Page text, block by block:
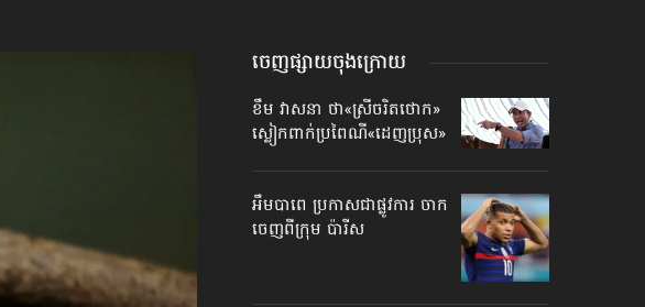
ចេញផ្សាយចុងក្រោយ
ខឹម វាសនា ថា«ស្រីចរិតថោក»​
ស្លៀកពាក់ប្រពៃណី​«ដេញប្រុស»
អឹមបាពេ ប្រកាសជាផ្លូវការ ចាក
ចេញពីក្រុម ប៉ារីស